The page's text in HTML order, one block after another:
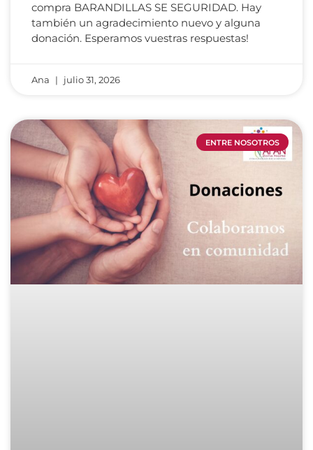
compra BARANDILLAS SE SEGURIDAD. Hay
también un agradecimiento nuevo y alguna
donación. Esperamos vuestras respuestas!
Ana julio 31, 2026
ENTRE NOSOTROS